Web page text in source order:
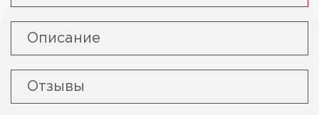
Описание
Отзывы